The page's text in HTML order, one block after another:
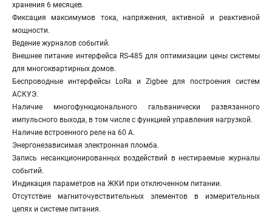
хранения 6 месяцев.
Фиксация максимумов тока, напряжения, активной и реактивной
мощности.
Ведение журналов событий.
Внешнее питание интерфейса RS-485 для оптимизации цены системы
для многоквартирных домов.
Беспроводные интерфейсы LoRa и Zigbee для построения систем
АСКУЭ.
Наличие многофункционального гальванически развязанного
импульсного выхода, в том числе с функцией управления нагрузкой.
Наличие встроенного реле на 60 А.
Энергонезависимая электронная пломба.
Запись несанкционированных воздействий в нестираемые журналы
событий.
Индикация параметров на ЖКИ при отключенном питании.
Отсутствие магниточувствительных элементов в измерительных
цепях и системе питания.